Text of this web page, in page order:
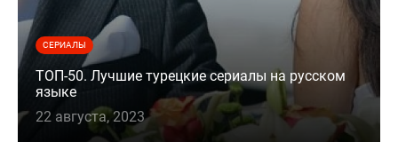
СЕРИАЛЫ
ТОП-50. Лучшие турецкие сериалы на русском
языке
22 августа, 2023